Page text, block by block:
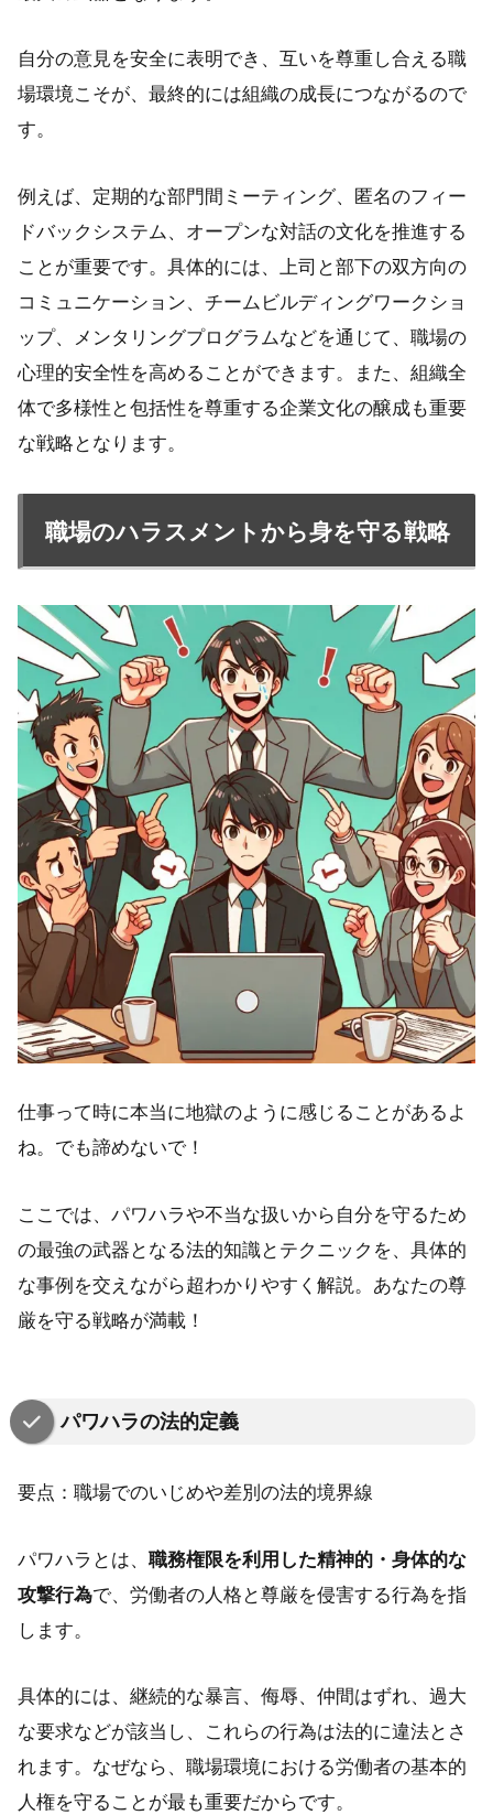
自分の意見を安全に表明でき、互いを尊重し合える職
場環境こそが、最終的には組織の成長につながるので
す。
例えば、定期的な部門間ミーティング、匿名のフィー
ドバックシステム、オープンな対話の文化を推進する
ことが重要です。具体的には、上司と部下の双方向の
コミュニケーション、チームビルディングワークショ
ップ、メンタリングプログラムなどを通じて、職場の
心理的安全性を高めることができます。また、組織全
体で多様性と包括性を尊重する企業文化の醸成も重要
な戦略となります。
職場のハラスメントから身を守る戦略
仕事って時に本当に地獄のように感じることがあるよ
ね。でも諦めないで！
ここでは、パワハラや不当な扱いから自分を守るため
の最強の武器となる法的知識とテクニックを、具体的
な事例を交えながら超わかりやすく解説。あなたの尊
厳を守る戦略が満載！
パワハラの法的定義
要点：職場でのいじめや差別の法的境界線
パワハラとは、 職務権限を利用した精神的・身体的な
攻撃行為で、労働者の人格と尊厳を侵害する行為を指
します。
具体的には、継続的な暴言、侮辱、仲間はずれ、過大
な要求などが該当し、これらの行為は法的に違法とさ
れます。なぜなら、職場環境における労働者の基本的
人権を守ることが最も重要だからです。